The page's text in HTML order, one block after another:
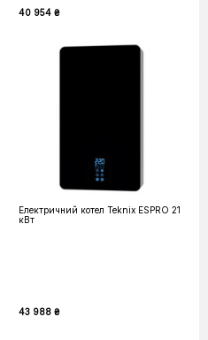
40 954 ₴
Електричний котел Teknix ESPRO 21
кВт
43 988 ₴